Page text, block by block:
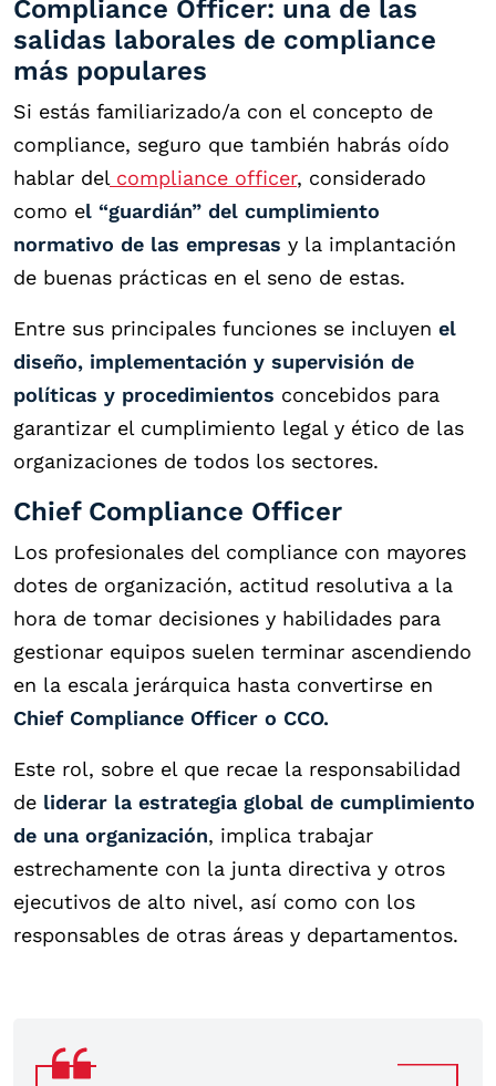
Compliance Officer: una de las
salidas laborales de compliance
más populares
Si estás familiarizado/a con el concepto de
compliance, seguro que también habrás oído
hablar delcompliance officer, considerado
como el “guardián” del cumplimiento
normativo de las empresas y la implantación
de buenas prácticas en el seno de estas.
Entre sus principales funciones se incluyen el
diseño, implementación y supervisión de
políticas y procedimientos concebidos para
garantizar el cumplimiento legal y ético de las
organizaciones de todos los sectores.
Chief Compliance Officer
Los profesionales del compliance con mayores
dotes de organización, actitud resolutiva a la
hora de tomar decisiones y habilidades para
gestionar equipos suelen terminar ascendiendo
en la escala jerárquica hasta convertirse en
Chief Compliance Officer o CCO.
Este rol, sobre el que recae la responsabilidad
de liderar la estrategia global de cumplimiento
de una organización, implica trabajar
estrechamente con la junta directiva y otros
ejecutivos de alto nivel, así como con los
responsables de otras áreas y departamentos.